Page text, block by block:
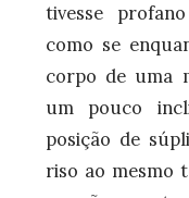
tivesse
como se
corpo de uma
um pouco
posição de
riso ao mesmo